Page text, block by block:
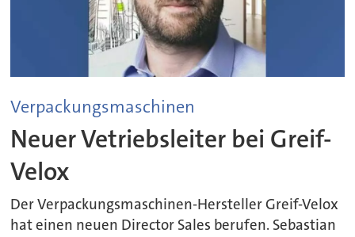
Verpackungsmaschinen
Neuer Vetriebsleiter bei Greif-
Velox
Der Verpackungsmaschinen-Hersteller Greif-Velox
hat einen neuen Director Sales berufen. Sebastian